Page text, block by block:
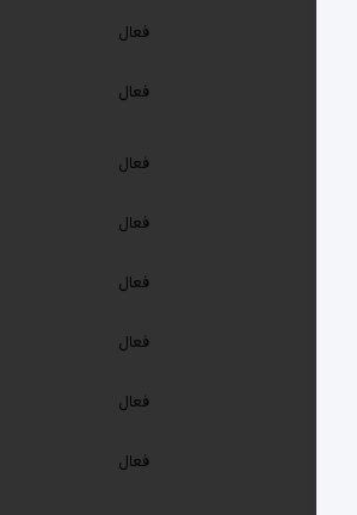
فعال
فعال
فعال
فعال
فعال
فعال
فعال
فعال